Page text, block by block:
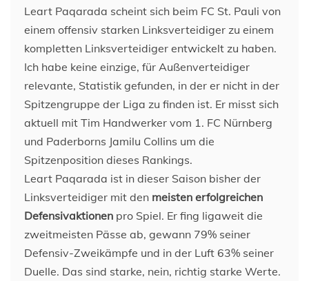
Leart Paqarada scheint sich beim FC St. Pauli von
einem offensiv starken Linksverteidiger zu einem
kompletten Linksverteidiger entwickelt zu haben.
Ich habe keine einzige, für Außenverteidiger
relevante, Statistik gefunden, in der er nicht in der
Spitzengruppe der Liga zu finden ist. Er misst sich
aktuell mit Tim Handwerker vom 1. FC Nürnberg
und Paderborns Jamilu Collins um die
Spitzenposition dieses Rankings.
Leart Paqarada ist in dieser Saison bisher der
Linksverteidiger mit den meisten erfolgreichen
Defensivaktionen pro Spiel. Er fing ligaweit die
zweitmeisten Pässe ab, gewann 79% seiner
Defensiv-Zweikämpfe und in der Luft 63% seiner
Duelle. Das sind starke, nein, richtig starke Werte.